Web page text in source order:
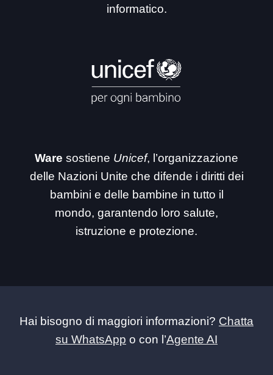
informatico.
Ware sostiene Unicef, l’organizzazione
delle Nazioni Unite che difende i diritti dei
bambini e delle bambine in tutto il
mondo, garantendo loro salute,
istruzione e protezione.
Hai bisogno di maggiori informazioni? Chatta
su WhatsApp o con l’Agente AI